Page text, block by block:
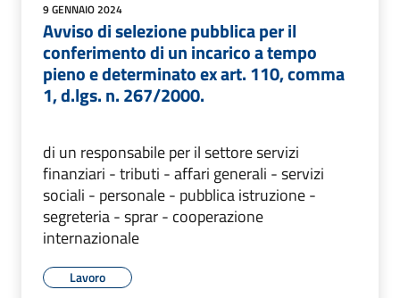
9 GENNAIO 2024
Avviso di selezione pubblica per il
conferimento di un incarico a tempo
pieno e determinato ex art. 110, comma
1, d.lgs. n. 267/2000.
di un responsabile per il settore servizi
finanziari - tributi - affari generali - servizi
sociali - personale - pubblica istruzione -
segreteria - sprar - cooperazione
internazionale
Lavoro